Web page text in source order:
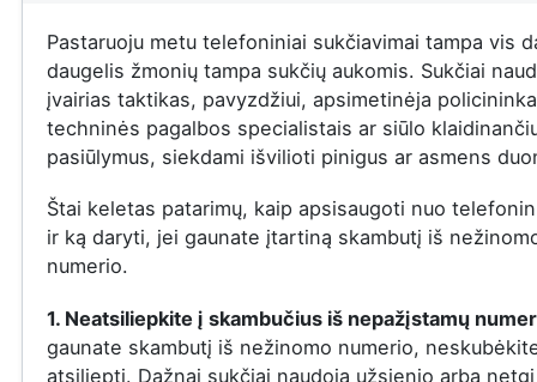
Pastaruoju metu telefoniniai sukčiavimai tampa vis
daugelis žmonių tampa sukčių aukomis. Sukčiai
įvairias taktikas, pavyzdžiui, apsimetinėja
techninės pagalbos specialistais ar siūlo
pasiūlymus, siekdami išvilioti pinigus ar asmens
Štai keletas patarimų, kaip apsisaugoti nuo
ir ką daryti, jei gaunate įtartiną skambutį iš
numerio.
1. Neatsiliepkite į skambučius iš nepažįstamų
gaunate skambutį iš nežinomo numerio,
atsiliepti. Dažnai sukčiai naudoja užsienio arba